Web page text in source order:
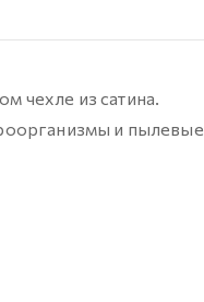
чехле из сатина.
и пылевые